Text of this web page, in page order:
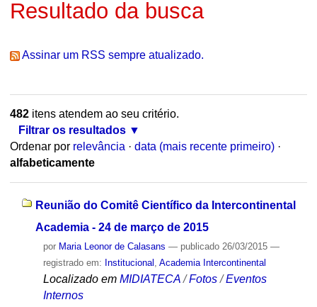
Resultado da busca
Assinar um RSS sempre atualizado.
482itens atendem ao seu critério.
Filtrar os resultados
Ordenar por relevância · data (mais recente primeiro) ·
alfabeticamente
Reunião do Comitê Científico da Intercontinental
Academia - 24 de março de 2015
por Maria Leonor de Calasans — publicado26/03/2015 —
registrado em: Institucional Academia Intercontinental
Localizado em MIDIATECA /Fotos /Eventos
Internos